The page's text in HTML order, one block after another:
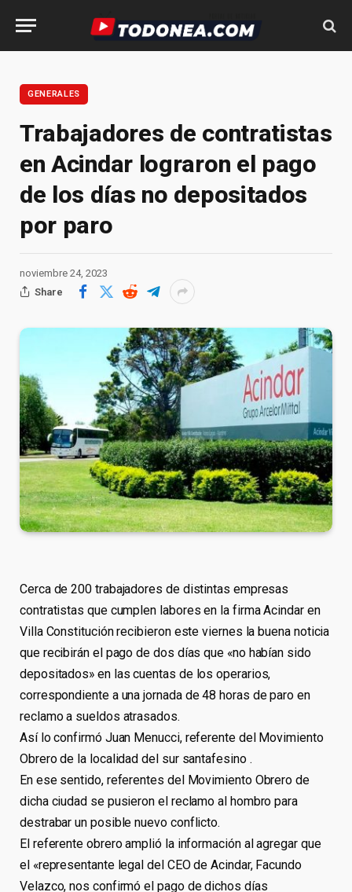
GENERALES
Trabajadores de contratistas
en Acindar lograron el pago
de los días no depositados
por paro
noviembre 24, 2023
Share
Cerca de 200 trabajadores de distintas empresas
contratistas que cumplen labores en la firma Acindar en
Villa Constitución recibieron este viernes la buena noticia
que recibirán el pago de dos días que «no habían sido
depositados» en las cuentas de los operarios,
correspondiente a una jornada de 48 horas de paro en
reclamo a sueldos atrasados.
Así lo confirmó Juan Menucci, referente del Movimiento
Obrero de la localidad del sur santafesino .
En ese sentido, referentes del Movimiento Obrero de
dicha ciudad se pusieron el reclamo al hombro para
destrabar un posible nuevo conflicto.
El referente obrero amplió la información al agregar que
el «representante legal del CEO de Acindar, Facundo
Velazco, nos confirmó el pago de dichos días